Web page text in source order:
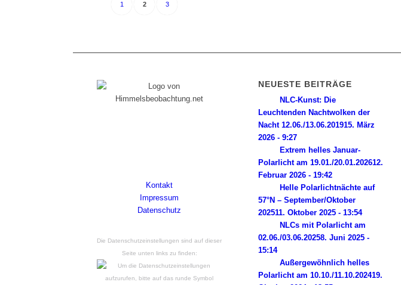
1 2 3
Kontakt
Impressum
Datenschutz
Die Datenschutzeinstellungen sind auf dieser
Seite unten links zu finden:
NEUESTE BEITRÄGE
NLC-Kunst: Die
Leuchtenden Nachtwolken der
Nacht 12.06./13.06.201915. März
2026 - 9:27
Extrem helles Januar-
Polarlicht am 19.01./20.01.202612.
Februar 2026 - 19:42
Helle Polarlichtnächte auf
57°N – September/Oktober
202511. Oktober 2025 - 13:54
NLCs mit Polarlicht am
02.06./03.06.20258. Juni 2025 -
15:14
Außergewöhnlich helles
Polarlicht am 10.10./11.10.202419.